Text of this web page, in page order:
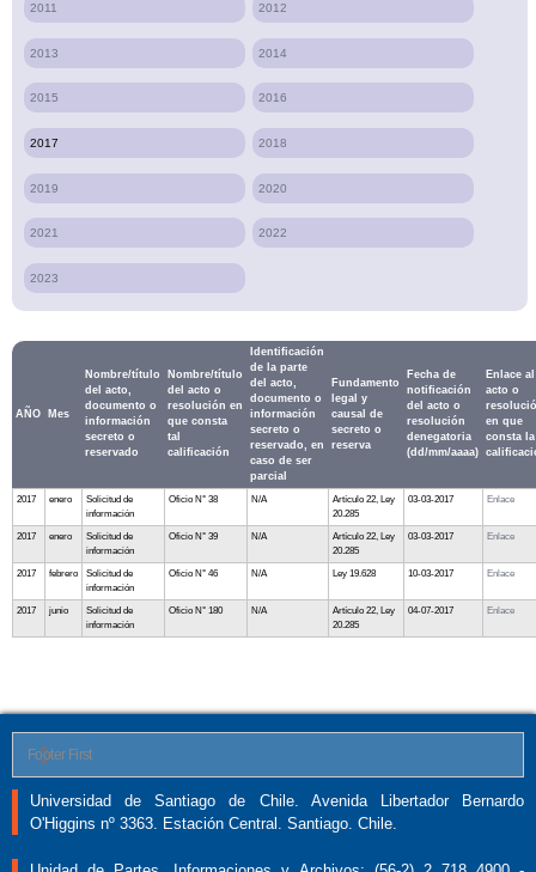
2011 2012
2013 2014
2015 2016
2017 2018
2019 2020
2021 2022
2023
AÑO Mes
Nombre/título
del acto,
documento o
información
secreto o
reservado
Nombre/título
del acto o
resolución en
que consta
tal
calificación
Identificación
de la parte
del acto,
documento o
información
secreto o
reservado, en
caso de ser
parcial
Fundamento
legal y
causal de
secreto o
reserva
Fecha de
notificación
del acto o
resolución
denegatoria
(dd/mm/aaaa)
Enlace al
acto o
en que
consta la
2017 enero
Solicitud de
información
Oficio N° 38 N/A
Artículo 22, Ley
20.285
03-03-2017 Enlace
2017 enero
Solicitud de
información
Oficio N° 39 N/A
Artículo 22, Ley
20.285
03-03-2017 Enlace
2017 febrero
Solicitud de
información
Oficio N° 46 N/A Ley 19.628 10-03-2017 Enlace
2017 junio
Solicitud de
información
Oficio N° 180 N/A
Artículo 22, Ley
20.285
04-07-2017 Enlace
Footer First
Universidad de Santiago de Chile. Avenida Libertador Bernardo
O'Higgins nº 3363. Estación Central. Santiago. Chile.